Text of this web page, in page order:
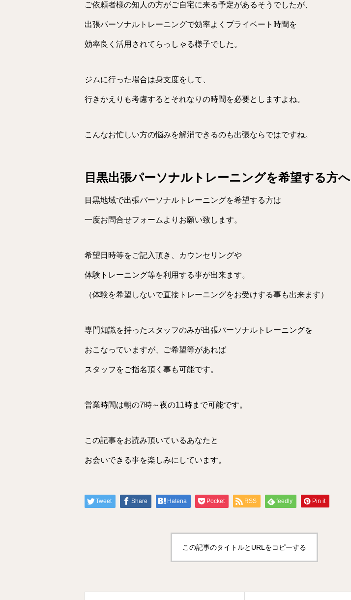
ご依頼者様の知人の方がご自宅に来る予定があるそうでしたが、
出張パーソナルトレーニングで効率よくプライベート時間を
効率良く活用されてらっしゃる様子でした。
ジムに行った場合は身支度をして、
行きかえりも考慮するとそれなりの時間を必要としますよね。
こんなお忙しい方の悩みを解消できるのも出張ならではですね。
目黒出張パーソナルトレーニングを希望する方へ
目黒地域で出張パーソナルトレーニングを希望する方は
一度お問合せフォームよりお願い致します。
希望日時等をご記入頂き、カウンセリングや
体験トレーニング等を利用する事が出来ます。
（体験を希望しないで直接トレーニングをお受けする事も出来ます）
専門知識を持ったスタッフのみが出張パーソナルトレーニングを
おこなっていますが、ご希望等があれば
スタッフをご指名頂く事も可能です。
営業時間は朝の7時～夜の11時まで可能です。
この記事をお読み頂いているあなたと
お会いできる事を楽しみにしています。
Tweet Share Hatena Pocket RSS feedly Pin it
この記事のタイトルとURLをコピーする